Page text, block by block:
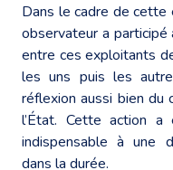
Dans le cadre de cette
observateur a participé
entre ces exploitants
les uns puis les
réflexion aussi bien du
l’État. Cette action a
indispensable à une
dans la durée.